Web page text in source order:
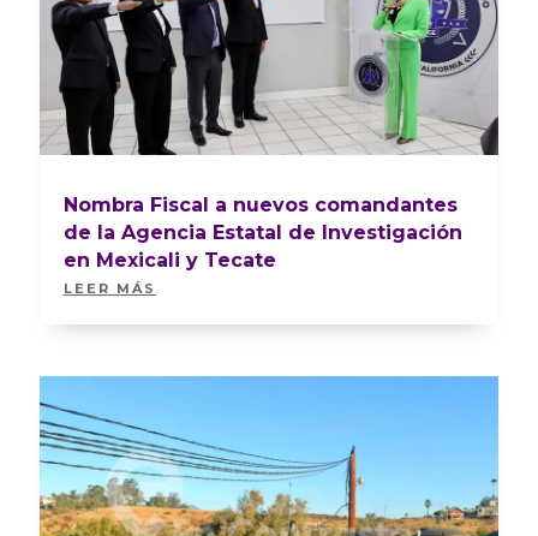
Nombra Fiscal a nuevos comandantes
de la Agencia Estatal de Investigación
en Mexicali y Tecate
LEER MÁS